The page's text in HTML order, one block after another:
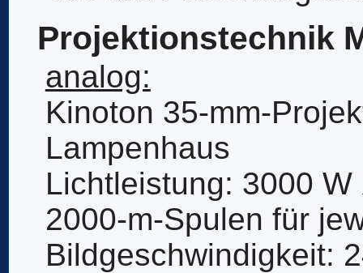
Projektionstechnik
analog:
Kinoton 35-mm-
Lampenhaus
Lichtleistung: 3000 W
2000-m-Spulen für
Bildgeschwindigkeit: